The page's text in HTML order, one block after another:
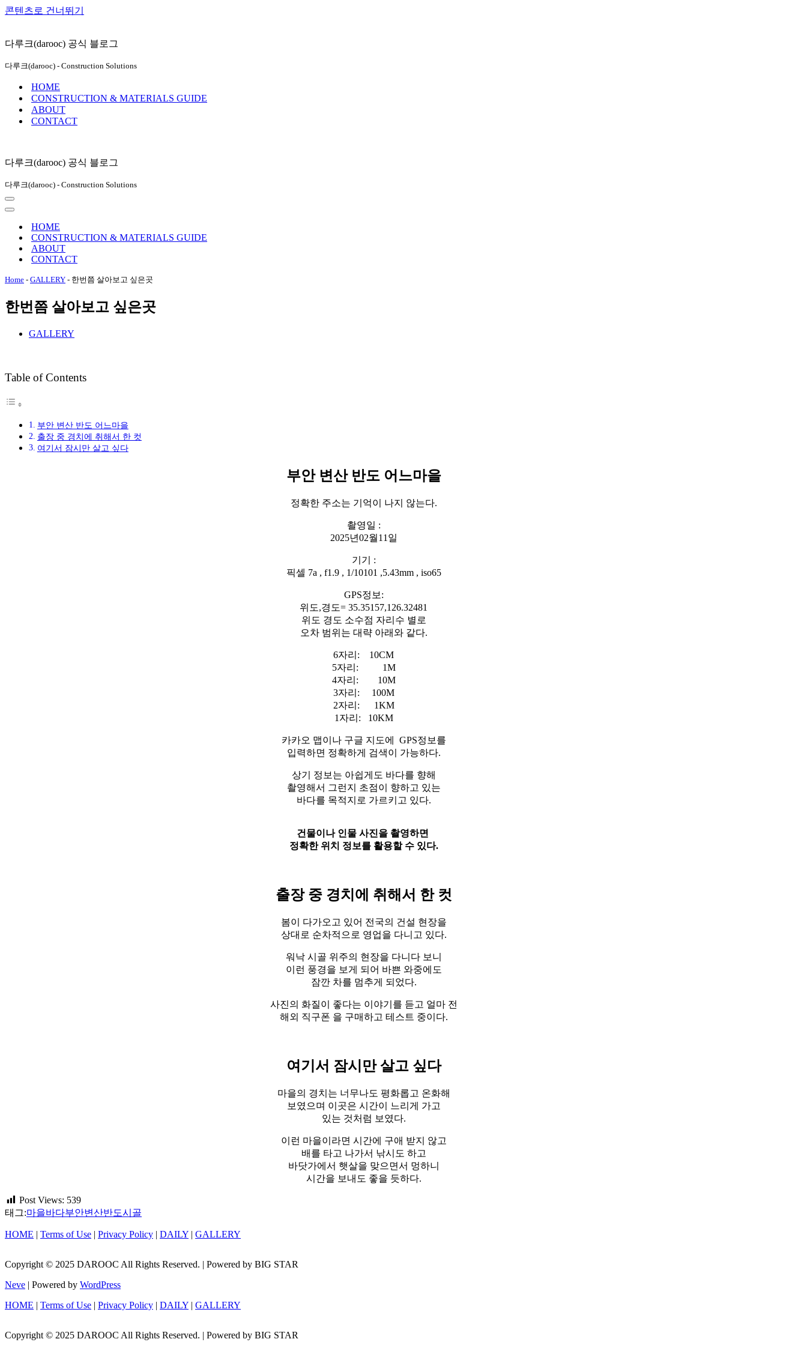
콘텐츠로 건너뛰기
다루크(darooc) 공식 블로그
다루크(darooc) - Construction Solutions
HOME
CONSTRUCTION & MATERIALS GUIDE
ABOUT
CONTACT
다루크(darooc) 공식 블로그
다루크(darooc) - Construction Solutions
내
비
내
뉴
HOME
CONSTRUCTION & MATERIALS GUIDE
ABOUT
CONTACT
Home - GALLERY - 한번쯤 살아보고 싶은곳
한번쯤 살아보고 싶은곳
GALLERY
Table of Contents
부안 변산 반도 어느마을
출장 중 경치에 취해서 한 컷
여기서 잠시만 살고 싶다
부안 변산 반도 어느마을
정확한 주소는 기억이 나지 않는다.
촬영일 :
2025년02월11일
기기 :
픽셀 7a , f1.9 , 1/10101 ,5.43mm , iso65
GPS정보:
위도,경도= 35.35157,126.32481
위도 경도 소수점 자리수 별로
오차 범위는 대략 아래와 같다.
6자리: 10CM
5자리: 1M
4자리: 10M
3자리: 100M
2자리: 1KM
1자리: 10KM
카카오 맵이나 구글 지도에 GPS정보를
입력하면 정확하게 검색이 가능하다.
상기 정보는 아쉽게도 바다를 향해
촬영해서 그런지 초점이 향하고 있는
바다를 목적지로 가르키고 있다.
건물이나 인물 사진을 촬영하면
정확한 위치 정보를 활용할 수 있다.
출장 중 경치에 취해서 한 컷
봄이 다가오고 있어 전국의 건설 현장을
상대로 순차적으로 영업을 다니고 있다.
워낙 시골 위주의 현장을 다니다 보니
이런 풍경을 보게 되어 바쁜 와중에도
잠깐 차를 멈추게 되었다.
사진의 화질이 좋다는 이야기를 듣고 얼마 전
해외 직구폰 을 구매하고 테스트 중이다.
여기서 잠시만 살고 싶다
마을의 경치는 너무나도 평화롭고 온화해
보였으며 이곳은 시간이 느리게 가고
있는 것처럼 보였다.
이런 마을이라면 시간에 구애 받지 않고
배를 타고 나가서 낚시도 하고
바닷가에서 햇살을 맞으면서 멍하니
시간을 보내도 좋을 듯하다.
Post Views: 539
태그:마을바다부안변산반도시골
HOME | Terms of Use | Privacy Policy | DAILY | GALLERY
Copyright © 2025 DAROOC All Rights Reserved. | Powered by BIG STAR
Neve | Powered by WordPress
HOME | Terms of Use | Privacy Policy | DAILY | GALLERY
Copyright © 2025 DAROOC All Rights Reserved. | Powered by BIG STAR